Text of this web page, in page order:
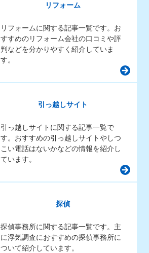
リフォーム
リフォームに関する記事一覧です。お
すすめのリフォーム会社の口コミや評
判などを分かりやすく紹介していま
す。
引っ越しサイト
引っ越しサイトに関する記事一覧で
す。おすすめの引っ越しサイトやしつ
こい電話はないかなどの情報を紹介し
ています。
探偵
探偵事務所に関する記事一覧です。主
に浮気調査におすすめの探偵事務所に
ついて紹介しています。